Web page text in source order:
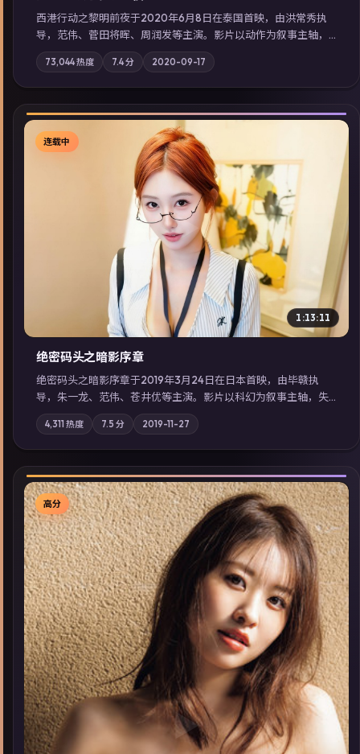
西港行动之黎明前夜于2020年6月8日在泰国首映，由洪常秀执
导，范伟、菅田将晖、周润发等主演。影片以动作为叙事主轴，
亲情与职责必须在倒计时结束前做出抉择；摄影与配乐强化地域
气质；站内亦可通过「国产免费观看高清电视剧在线看」延展检
索同类型高分佳作，畅享高清在线追剧体验。
73,044热度 7.4分 2020-09-17
▶
连载中
1:13:11
绝密码头之暗影序章
绝密码头之暗影序章于2019年3月24日在日本首映，由毕赣执
导，朱一龙、范伟、苍井优等主演。影片以科幻为叙事主轴，失
踪人口档案牵出跨国灰色产业链；摄影与配乐强化地域气质；站
内亦可通过「国产免费观看高清电视剧在线看」延展检索同类型
高分佳作，畅享高清在线追剧体验。
4,311热度 7.5 分 2019-11-27
▶
高分